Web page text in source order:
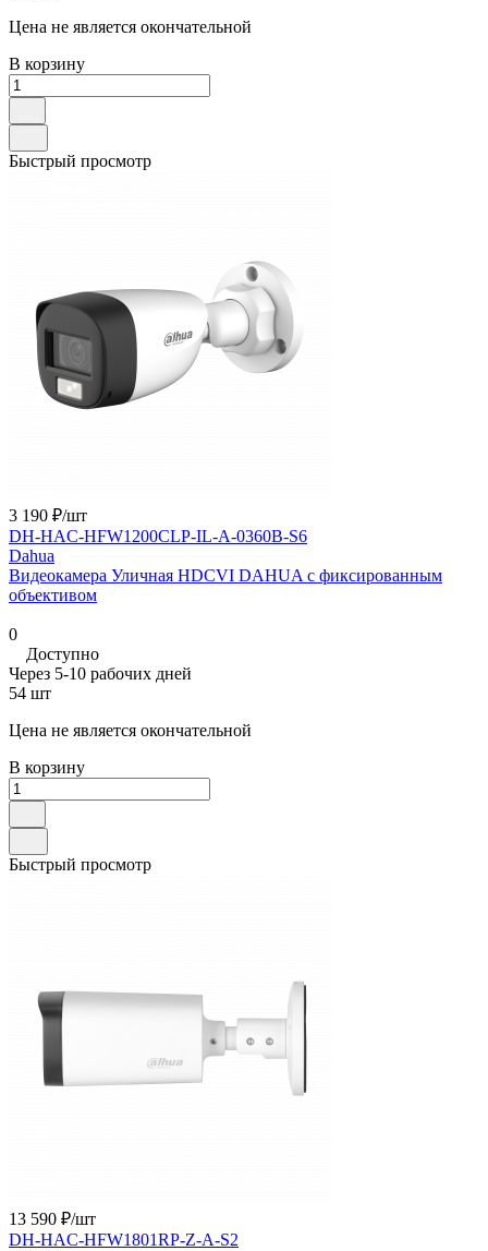
Цена не является окончательной
В корзину
Быстрый просмотр
3 190 ₽/шт
DH-HAC-HFW1200CLP-IL-A-0360B-S6
Dahua
Видеокамера Уличная HDCVI DAHUA с фиксированным
объективом
0
Доступно
Через 5-10 рабочих дней
54 шт
Цена не является окончательной
В корзину
Быстрый просмотр
13 590 ₽/шт
DH-HAC-HFW1801RP-Z-A-S2